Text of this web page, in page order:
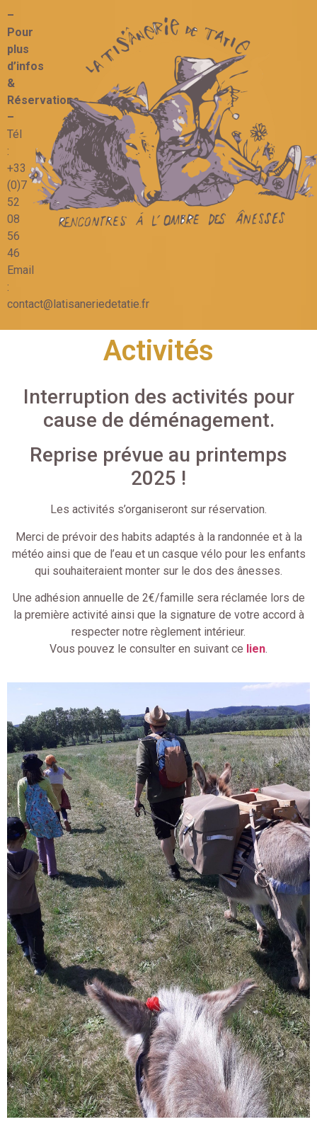
–
Pour
plus
d’infos
&
Réservations
–
Tél
:
+33
(0)7
52
08
56
46
Email
:
contact@latisaneriedetatie.fr
Activités
Interruption des activités pour
cause de déménagement.
Reprise prévue au printemps
2025 !
Les activités s’organiseront sur réservation.
Merci de prévoir des habits adaptés à la randonnée et à la
météo ainsi que de l’eau et un casque vélo pour les enfants
qui souhaiteraient monter sur le dos des ânesses.
Une adhésion annuelle de 2€/famille sera réclamée lors de
la première activité ainsi que la signature de votre accord à
respecter notre règlement intérieur.
Vous pouvez le consulter en suivant ce lien.